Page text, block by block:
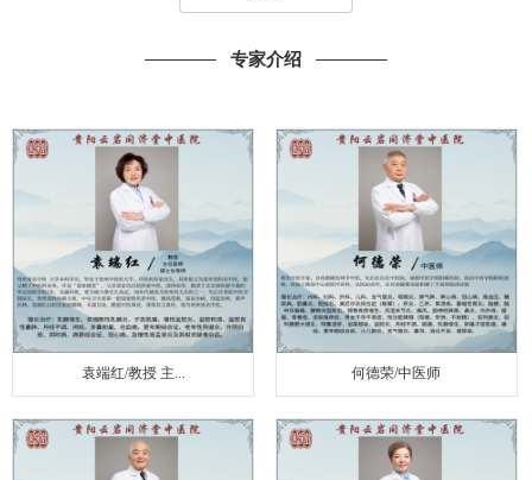
专家介绍
袁端红/教授 主... 何德荣/中医师